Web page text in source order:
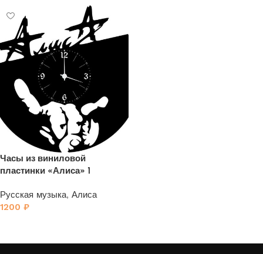
Часы из виниловой
пластинки «Алиса» 1
Русская музыка, Алиса
1200 ₽